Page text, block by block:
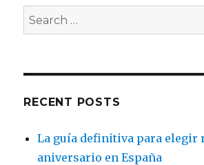
Search
for:
RECENT POSTS
La guía definitiva para elegir
aniversario en España